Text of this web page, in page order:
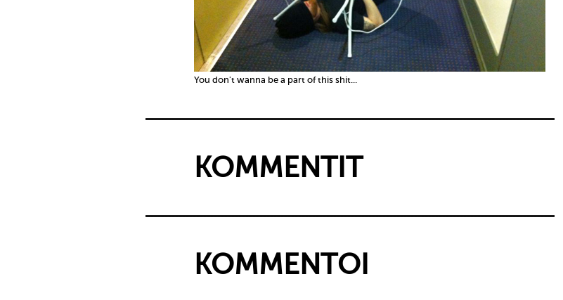
You don't wanna be a part of this shit...
KOMMENTIT
KOMMENTOI